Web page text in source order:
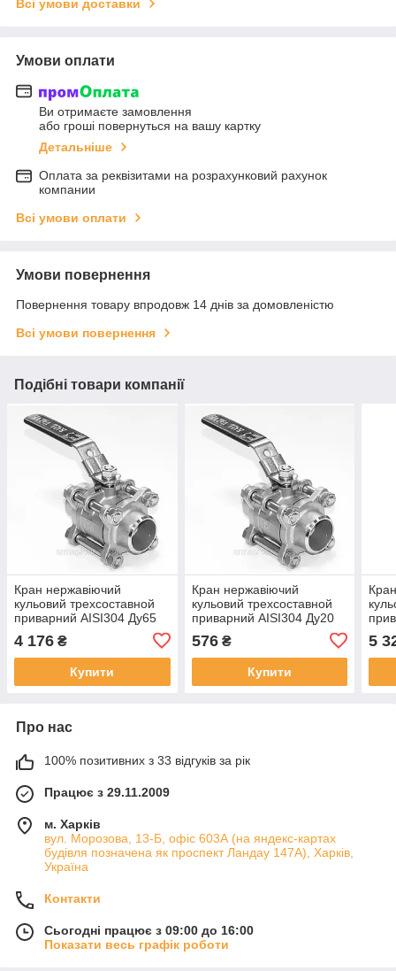
Всі умови доставки
Умови оплати
Ви отримаєте замовлення
або гроші повернуться на вашу картку
Детальніше
Оплата за реквізитами на розрахунковий рахунок
компании
Всі умови оплати
Умови повернення
Повернення товару впродовж 14 днів за домовленістю
Всі умови повернення
Подібні товари компанії
Кран нержавіючий
кульовий трехсоставной
приварний AISI304 Ду65
4 176 ₴
Купити
Кран нержавіючий
кульовий трехсоставной
приварний AISI304 Ду20
576₴
Купити
5
Про нас
100% позитивних з 33 відгуків за рік
Працює з 29.11.2009
м. Харків
вул. Морозова, 13-Б, офіс 603А (на яндекс-картах
будівля позначена як проспект Ландау 147А), Харків,
Україна
Контакти
Сьогодні працює з 09:00 до 16:00
Показати весь графік роботи